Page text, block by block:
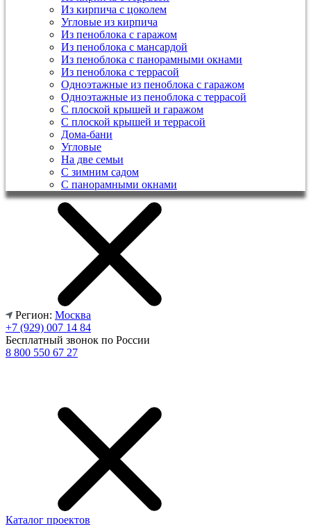
Из кирпича с цоколем
Угловые из кирпича
Из пеноблока с гаражом
Из пеноблока с мансардой
Из пеноблока с панорамными окнами
Из пеноблока с террасой
Одноэтажные из пеноблока с гаражом
Одноэтажные из пеноблока с террасой
С плоской крышей и гаражом
С плоской крышей и террасой
Дома-бани
Угловые
На две семьи
С зимним садом
С панорамными окнами
Регион: Москва
+7 (929) 007 14 84
Бесплатный звонок по России
8 800 550 67 27
Каталог проектов